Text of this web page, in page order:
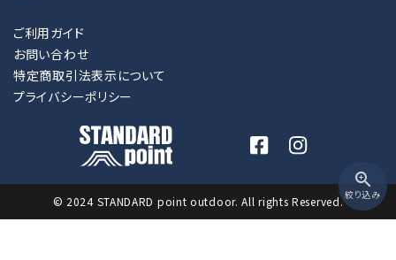
zoom_in
絞り込み
ご利用ガイド
お問い合わせ
特定商取引法表示について
プライバシーポリシー
© 2024 STANDARD point outdoor. All rights Reserved.